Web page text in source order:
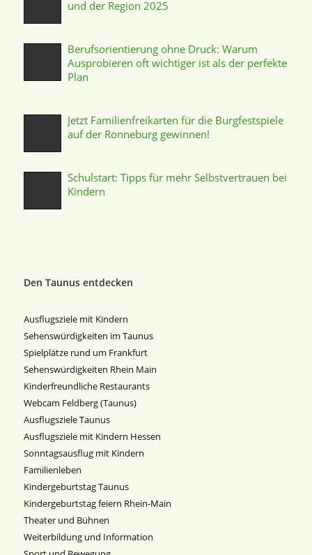
und der Region 2025
Berufsorientierung ohne Druck: Warum
Ausprobieren oft wichtiger ist als der perfekte
Plan
Jetzt Familienfreikarten für die Burgfestspiele
auf der Ronneburg gewinnen!
Schulstart: Tipps für mehr Selbstvertrauen bei
Kindern
Den Taunus entdecken
Ausflugsziele mit Kindern
Sehenswürdigkeiten im Taunus
Spielplätze rund um Frankfurt
Sehenswürdigkeiten Rhein Main
Kinderfreundliche Restaurants
Webcam Feldberg (Taunus)
Ausflugsziele Taunus
Ausflugsziele mit Kindern Hessen
Sonntagsausflug mit Kindern
Familienleben
Kindergeburtstag Taunus
Kindergeburtstag feiern Rhein-Main
Theater und Bühnen
Weiterbildung und Information